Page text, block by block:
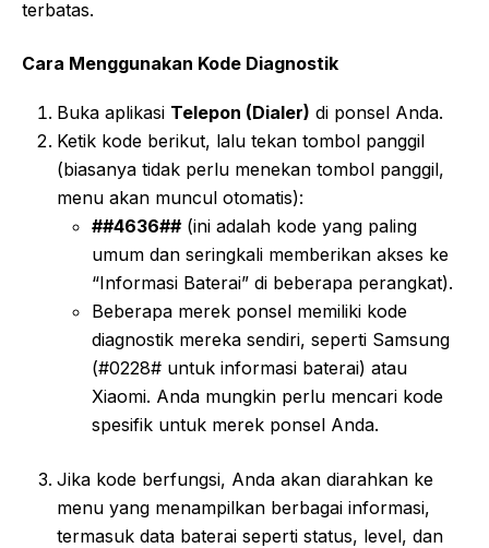
terbatas.
Cara Menggunakan Kode Diagnostik
Buka aplikasi Telepon (Dialer) di ponsel Anda.
Ketik kode berikut, lalu tekan tombol panggil
(biasanya tidak perlu menekan tombol panggil,
menu akan muncul otomatis):
##4636##(ini adalah kode yang paling
umum dan seringkali memberikan akses ke
“Informasi Baterai” di beberapa perangkat).
Beberapa merek ponsel memiliki kode
diagnostik mereka sendiri, seperti Samsung
(#0228# untuk informasi baterai) atau
Xiaomi. Anda mungkin perlu mencari kode
spesifik untuk merek ponsel Anda.
Jika kode berfungsi, Anda akan diarahkan ke
menu yang menampilkan berbagai informasi,
termasuk data baterai seperti status, level, dan